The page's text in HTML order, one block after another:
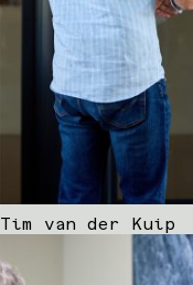
Tim van der Kuip